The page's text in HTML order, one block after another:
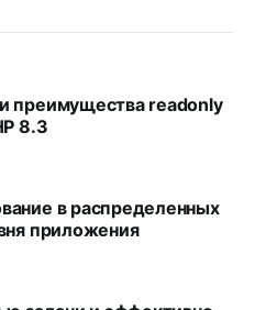
преимущества readonly
8.3
в распределенных
приложения